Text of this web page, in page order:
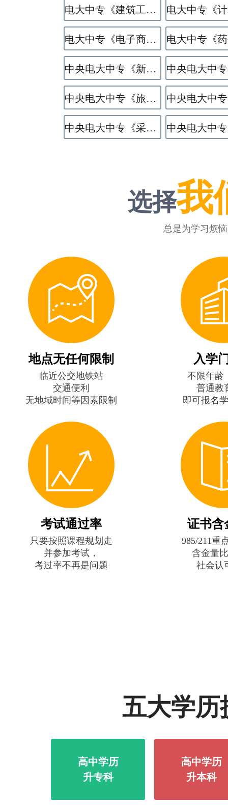
电大中专《建筑工程施工》专业
电大中专《电子商务》专业
中央电大中专《新能源汽车运用与维修》专业
中央电大中专《旅游服务与管理》专业
中央电大中专《采矿技术》专业
选择我
总是为学习烦
地点无任何限制
临近公交地铁站
交通便利
无地域时间等因素限制
入学
不限年龄
普通教
即可报名
考试通过率
只要按照课程规划走
并参加考试，
考过率不再是问题
证书含
985/211重
含金量
社会认
五大学历
高中学历
升专科
高中学历
升本科